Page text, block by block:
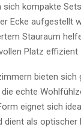
sich kompakte
Ecke aufgestellt
Stauraum
Platz effizient
bieten sich
echte
eignet sich
dient als optischer